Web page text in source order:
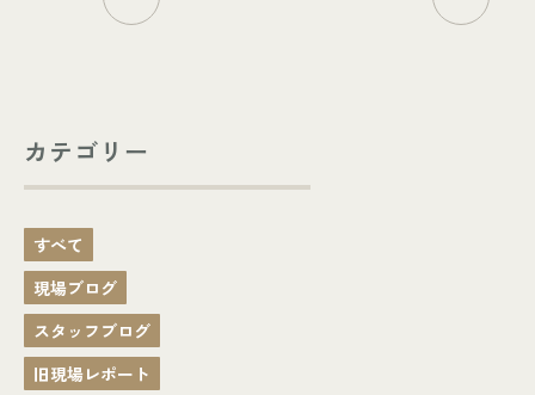
カテゴリー
すべて
現場ブログ
スタッフブログ
旧現場レポート